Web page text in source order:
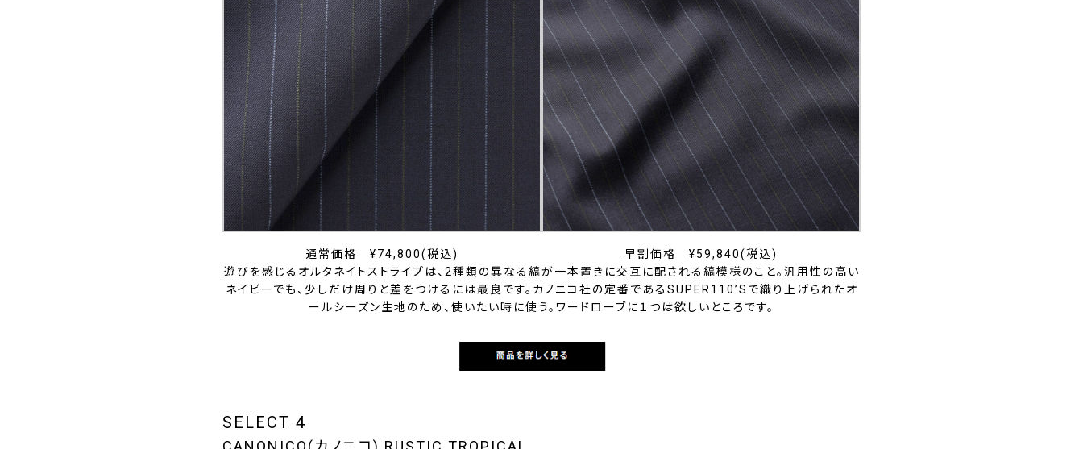
通常価格 ¥74,800(税込)
早割価格 ¥59,840(税込)
遊びを感じるオルタネイトストライプは、2種類の異なる縞が一本置きに交互に配される縞模様のこと。汎用性の高い
ネイビーでも、少しだけ周りと差をつけるには最良です。カノニコ社の定番であるSUPER110’Sで織り上げられたオ
ールシーズン生地のため、使いたい時に使う。ワードローブに１つは欲しいところです。
SELECT 4